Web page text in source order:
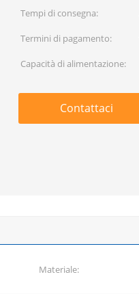
Tempi di consegna:
Termini di pagamento:
Capacità di alimentazione:
Contattaci
Materiale: